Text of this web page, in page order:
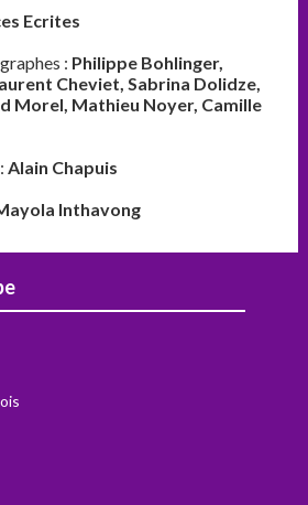
Ecrites
: Philippe Bohlinger,
Cheviet, Sabrina Dolidze,
Morel, Mathieu Noyer, Camille
:Alain Chapuis
Inthavong